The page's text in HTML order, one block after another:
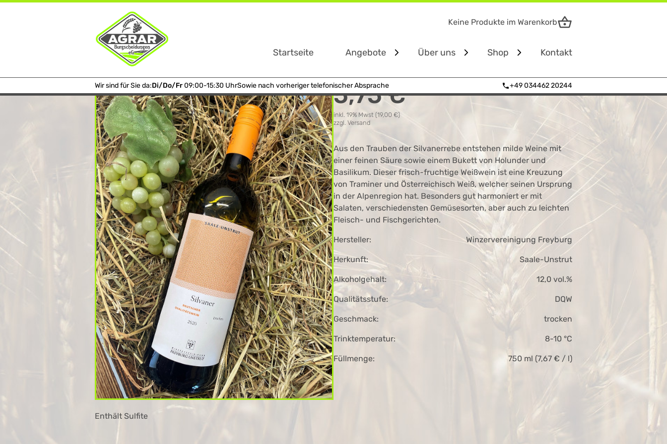
Wir sind für Sie da:Di/Do/Fr09:00-15:30 UhrSowie nach vorheriger telefonischer Absprache +49 034462 20244
Startseite Angebote Über uns Shop Kontakt
Keine Produkte im Warenkorb
Shop
Silvaner trocken 1 l
5,75 €
inkl. 19% Mwst (19,00 €)
zzgl. Versand
Verkauf nur vor Ort!
Aus den Trauben der Silvanerrebe entstehen milde Weine mit
einer feinen Säure sowie einem Bukett von Holunder und
Basilikum. Dieser frisch-fruchtige Weißwein ist eine Kreuzung
von Traminer und Österreichisch Weiß, welcher seinen Ursprung
in der Alpenregion hat. Besonders gut harmoniert er mit
Salaten, verschiedensten Gemüsesorten, aber auch zu leichten
Fleisch- und Fischgerichten.
Hersteller: Winzervereinigung Freyburg
Herkunft: Saale-Unstrut
Alkoholgehalt: 12,0 vol.%
Qualitätsstufe: DQW
Geschmack: trocken
Trinktemperatur: 8-10 °C
Füllmenge: 750 ml (7,67 € / l)
Enthält Sulfite
Widerrufsformular
Widerruf bestätigen